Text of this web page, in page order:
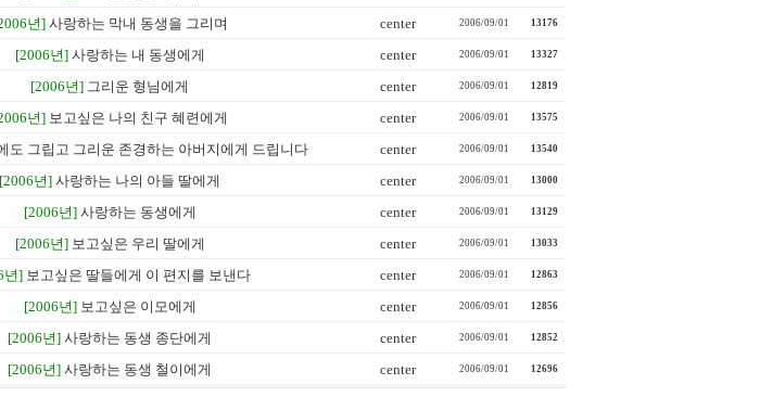
년] 사랑하는 막내 동생을 그리며 center 2006/09/01 13176
[2006년] 사랑하는 내 동생에게 center 2006/09/01 13327
[2006년] 그리운 형님에게 center 2006/09/01 12819
년] 보고싶은 나의 친구 혜련에게 center 2006/09/01 13575
도 그립고 그리운 존경하는 아버지에게 드립니다 center 2006/09/01 13540
[2006년] 사랑하는 나의 아들 딸에게 center 2006/09/01 13000
[2006년] 사랑하는 동생에게 center 2006/09/01 13129
[2006년] 보고싶은 우리 딸에게 center 2006/09/01 13033
년] 보고싶은 딸들에게 이 편지를 보낸다 center 2006/09/01 12863
[2006년] 보고싶은 이모에게 center 2006/09/01 12856
[2006년] 사랑하는 동생 종단에게 center 2006/09/01 12852
[2006년] 사랑하는 동생 철이에게 center 2006/09/01 12696